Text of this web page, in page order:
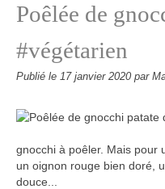
Poêlée de
#végétarien
Publié le 17 janvier 2020 par
gnocchi à poêler. Mais pour
un oignon rouge bien doré,
douce...